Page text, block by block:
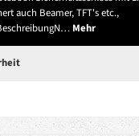
auch Beamer, TFT's etc.,
Mehr